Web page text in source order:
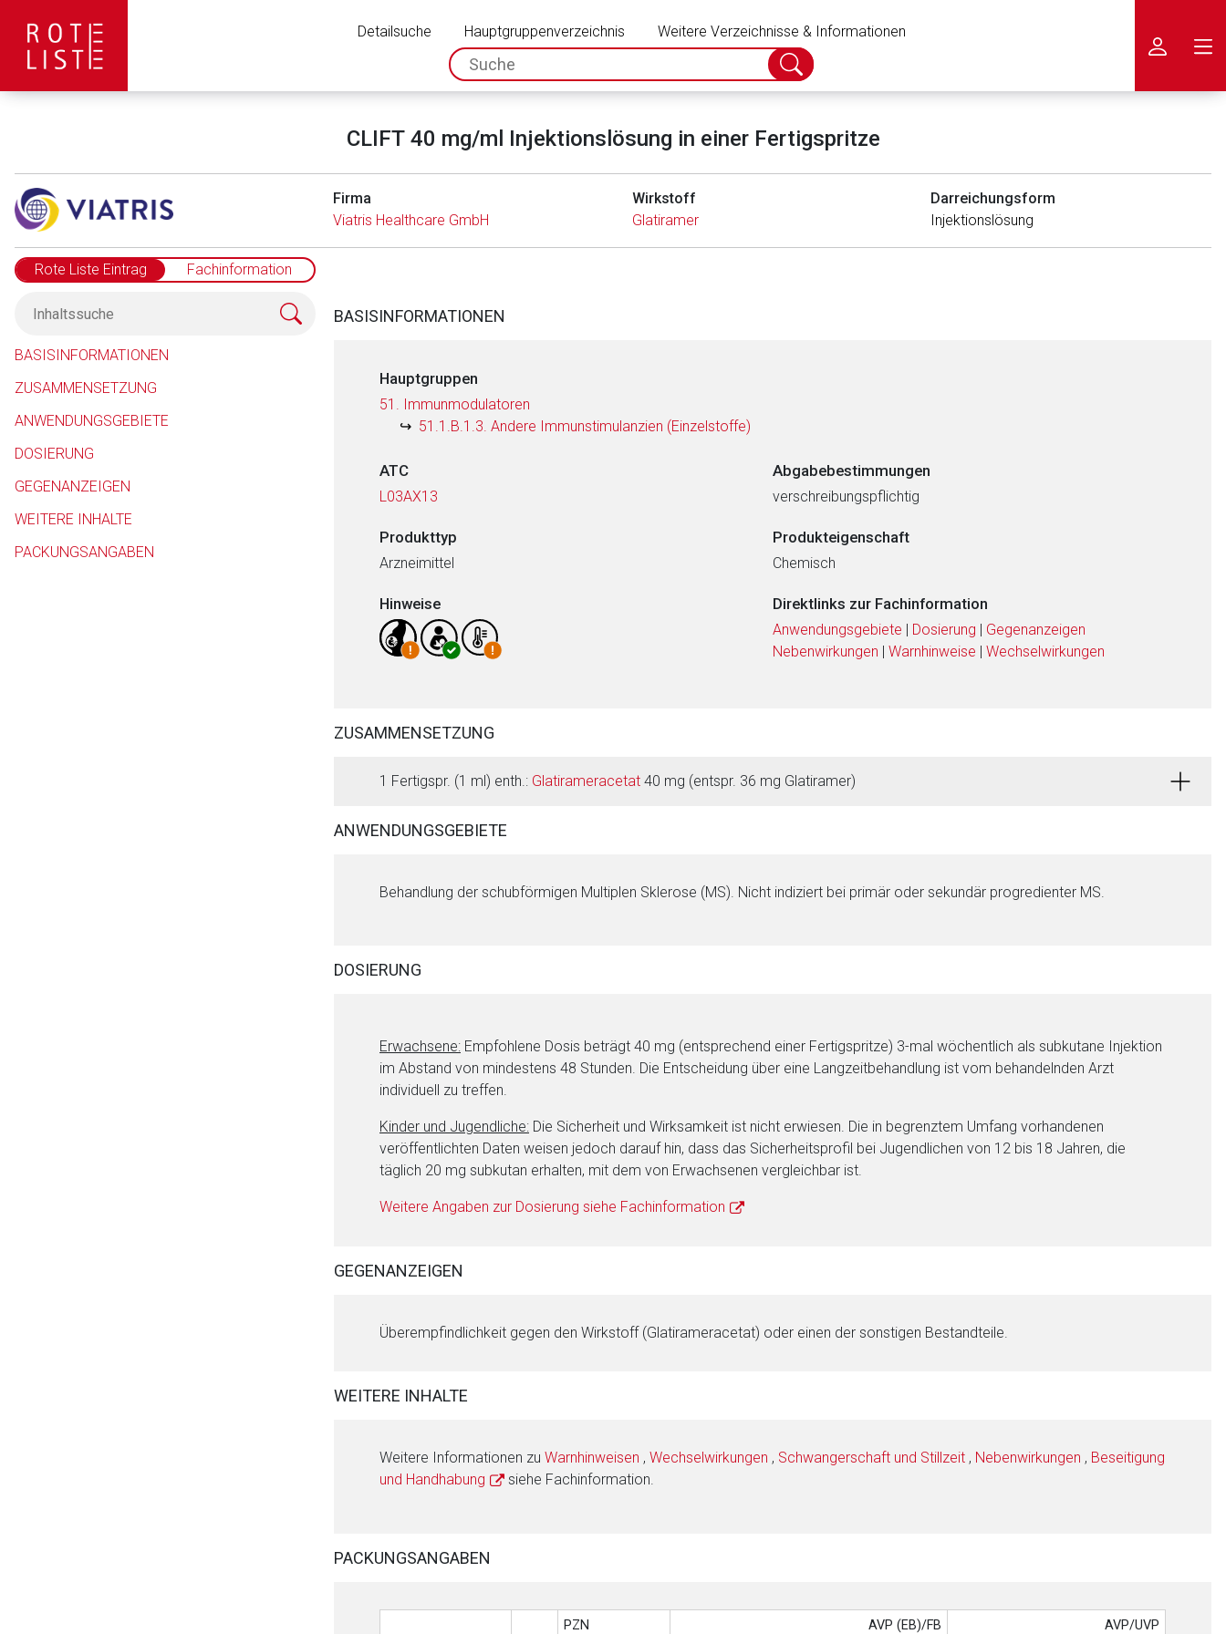
Detailsuche Hauptgruppenverzeichnis
Weitere Verzeichnisse & Informationen
spc.search.input.placeholder
Suche
abschicken
CLIFT 40 mg/ml Injektionslösung in einer Fertigspritze
Firma
Viatris Healthcare GmbH
Wirkstoff
Glatiramer
Darreichungsform
Injektionslösung
Rote Liste Eintrag Fachinformation
BASISINFORMATIONEN
ZUSAMMENSETZUNG
ANWENDUNGSGEBIETE
DOSIERUNG
GEGENANZEIGEN
WEITERE INHALTE
PACKUNGSANGABEN
BASISINFORMATIONEN
Hauptgruppen
51. Immunmodulatoren
51.1.B.1.3. Andere Immunstimulanzien (Einzelstoffe)
ATC
L03AX13
Abgabebestimmungen
verschreibungspflichtig
Produkttyp
Arzneimittel
Produkteigenschaft
Chemisch
Hinweise Direktlinks zur Fachinformation
Anwendungsgebiete | Dosierung | Gegenanzeigen
Nebenwirkungen | Warnhinweise | Wechselwirkungen
ZUSAMMENSETZUNG
1 Fertigspr. (1 ml) enth.: Glatirameracetat 40 mg (entspr. 36 mg Glatiramer)
ANWENDUNGSGEBIETE
Behandlung der schubförmigen Multiplen Sklerose (MS). Nicht indiziert bei primär oder sekundär progredienter MS.
DOSIERUNG
Erwachsene: Empfohlene Dosis beträgt 40 mg (entsprechend einer Fertigspritze) 3-mal wöchentlich als subkutane Injektion
im Abstand von mindestens 48 Stunden. Die Entscheidung über eine Langzeitbehandlung ist vom behandelnden Arzt
individuell zu treffen.
Kinder und Jugendliche: Die Sicherheit und Wirksamkeit ist nicht erwiesen. Die in begrenztem Umfang vorhandenen
veröffentlichten Daten weisen jedoch darauf hin, dass das Sicherheitsprofil bei Jugendlichen von 12 bis 18 Jahren, die
täglich 20 mg subkutan erhalten, mit dem von Erwachsenen vergleichbar ist.
Weitere Angaben zur Dosierung siehe Fachinformation
GEGENANZEIGEN
Überempfindlichkeit gegen den Wirkstoff (Glatirameracetat) oder einen der sonstigen Bestandteile.
WEITERE INHALTE
Weitere Informationen zu Warnhinweisen , Wechselwirkungen , Schwangerschaft und Stillzeit , Nebenwirkungen , Beseitigung
und Handhabung
siehe Fachinformation.
PACKUNGSANGABEN
PZN AVP (EB)/FB AVP/UVP
Aufruf einer externen Seite
Betreiber verantwortlich. Ebenso gelten dort ggf. andere Datenschutzbestimmungen.
Zurück zur rote-liste.de Zur Seite